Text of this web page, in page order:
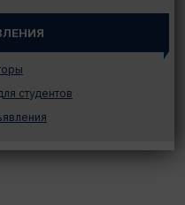
к ЦЭ и ЦТ.
в вузы
в колледжи
баллы в вузах
студентов